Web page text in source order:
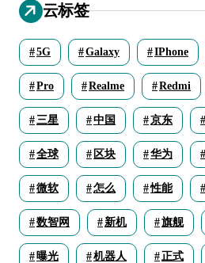
云标签
5G Galaxy IPhone
Pro Realme Redmi
三星 中国 京东
全球 区块 华为
微软 怎么 性能
数智网 新机 旗舰
曝光 机器人 正式